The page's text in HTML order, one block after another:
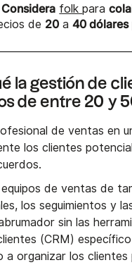
Considera folkpara
de 20 a40 dólares
la gestión de
de entre 20 y
de ventas en
los clientes
de ventas de
los seguimientos y
sin las
(CRM)
a organizar los